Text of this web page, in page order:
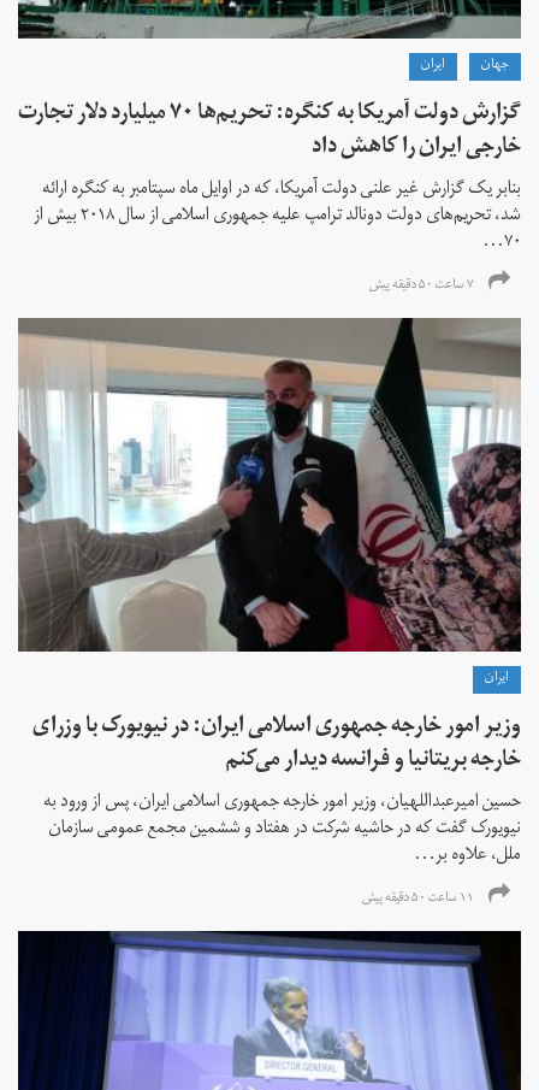
جهان ايران
گزارش دولت آمریکا به کنگره: تحریم‌ها ۷۰ میلیارد دلار تجارت
خارجی ایران را کاهش داد
بنابر یک گزارش غیر علنی دولت آمریکا، که در اوایل ماه سپتامبر به کنگره ارائه
شد، تحریم‌های دولت دونالد ترامپ علیه جمهوری اسلامی از سال ۲۰۱۸ بیش از
۷۰...
۷ ساعت ۵۰ دقیقه پیش
ايران
وزیر امور خارجه جمهوری اسلامی ایران: در نیویورک با وزرای
خارجه بریتانیا و فرانسه دیدار می‌کنم
حسین امیرعبداللهیان، وزیر امور خارجه جمهوری اسلامی ایران، پس از ورود به
نیویورک گفت که در حاشیه شرکت در هفتاد و ششمین مجمع عمومی سازمان
ملل، علاوه بر...
۱۱ ساعت ۵۰ دقیقه پیش